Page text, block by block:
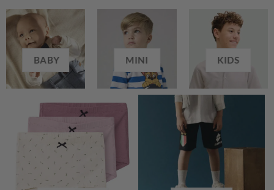
BABY MINI KIDS